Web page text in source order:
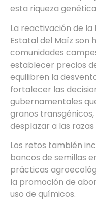
esta riqueza
La reactivación de la
Estatal del Maíz son
comunidades
establecer precios
equilibren la
fortalecer las
gubernamentales
granos
desplazar a las razas
Los retos también
bancos de semillas
prácticas
la promoción de
uso de químicos.